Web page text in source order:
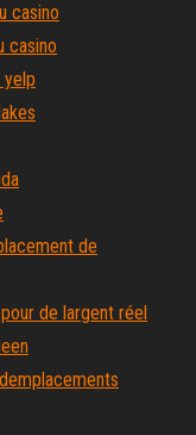
casino
casino
yelp
de
de largent réel